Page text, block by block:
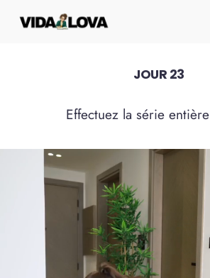
JOUR 23
Effectuez la série entière